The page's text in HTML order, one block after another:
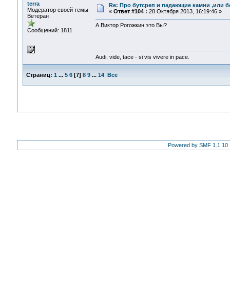
terra
Модератор своей темы
Ветеран
Сообщений: 1811
Re: Про бутсреп и падающие камни ,или
« Ответ #104 : 28 Октября 2013, 16:19:46 »
А Виктор Рогожкин это Вы?
Audi, vide, tace - si vis vivere in pace.
Страниц: 1 ... 5 6[7] 8 9 ... 14 Все
Powered by SMF 1.1.10